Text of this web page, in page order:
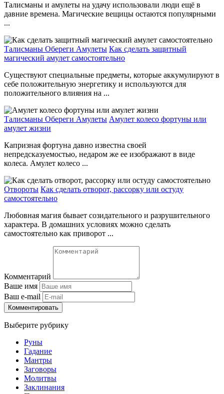
Талисманы и амулеты на удачу использовали люди ещё в
давние времена. Магические вещицы остаются популярными
...
Талисманы Обереги Амулеты Как сделать защитный
магический амулет самостоятельно
Существуют специальные предметы, которые аккумулируют в
себе положительную энергетику и используются для
положительного влияния на ...
Талисманы Обереги Амулеты Амулет колесо фортуны или
амулет жизни
Капризная фортуна давно известна своей
непредсказуемостью, недаром же ее изображают в виде
колеса. Амулет колесо ...
Отвороты Как сделать отворот, рассорку или остуду
самостоятельно
Любовная магия бывает созидательного и разрушительного
характера. В домашних условиях можно сделать
самостоятельно как приворот ...
Комментарий
Ваше имя
Ваш e-mail
Комментировать
Выберите рубрику
Руны
Гадание
Мантры
Заговоры
Молитвы
Заклинания